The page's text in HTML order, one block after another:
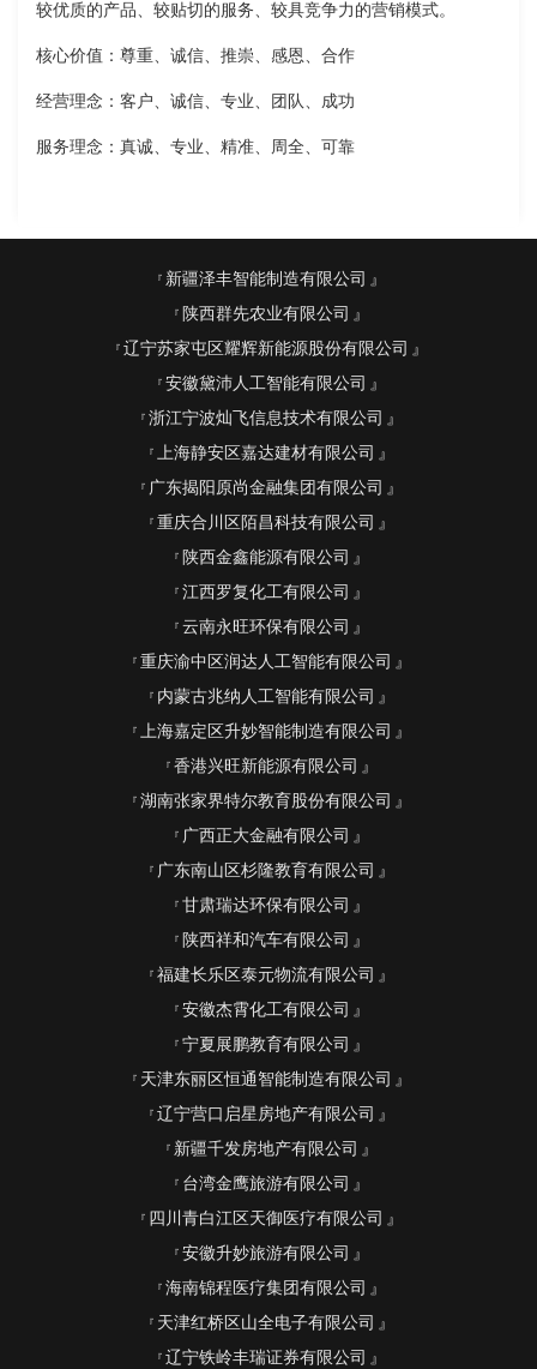
较优质的产品、较贴切的服务、较具竞争力的营销模式。
核心价值：尊重、诚信、推崇、感恩、合作
经营理念：客户、诚信、专业、团队、成功
服务理念：真诚、专业、精准、周全、可靠
新疆泽丰智能制造有限公司
陕西群先农业有限公司
辽宁苏家屯区耀辉新能源股份有限公司
安徽黛沛人工智能有限公司
浙江宁波灿飞信息技术有限公司
上海静安区嘉达建材有限公司
广东揭阳原尚金融集团有限公司
重庆合川区陌昌科技有限公司
陕西金鑫能源有限公司
江西罗复化工有限公司
云南永旺环保有限公司
重庆渝中区润达人工智能有限公司
内蒙古兆纳人工智能有限公司
上海嘉定区升妙智能制造有限公司
香港兴旺新能源有限公司
湖南张家界特尔教育股份有限公司
广西正大金融有限公司
广东南山区杉隆教育有限公司
甘肃瑞达环保有限公司
陕西祥和汽车有限公司
福建长乐区泰元物流有限公司
安徽杰霄化工有限公司
宁夏展鹏教育有限公司
天津东丽区恒通智能制造有限公司
辽宁营口启星房地产有限公司
新疆千发房地产有限公司
台湾金鹰旅游有限公司
四川青白江区天御医疗有限公司
安徽升妙旅游有限公司
海南锦程医疗集团有限公司
天津红桥区山全电子有限公司
辽宁铁岭丰瑞证券有限公司